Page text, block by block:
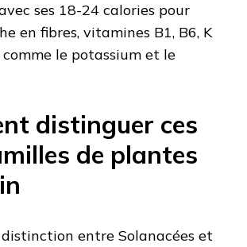
ses 18-24 calories pour
en fibres, vitamines B1, B6, K
le potassium et le
distinguer ces
de plantes
entre Solanacées et